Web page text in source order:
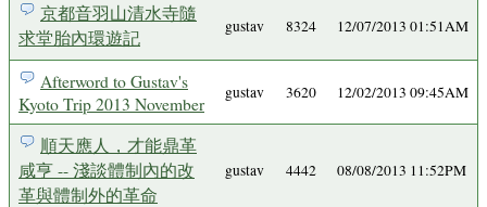
京都音羽山清水寺隨
求堂胎內環遊記
gustav 8324 12/07/2013 01:51AM
Afterword to Gustav's
Kyoto Trip 2013 November
gustav 3620 12/02/2013 09:45AM
順天應人，才能鼎革
咸亨 -- 淺談體制內的改
革與體制外的革命
gustav 4442 08/08/2013 11:52PM